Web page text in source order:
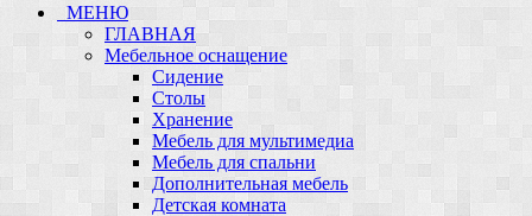
МЕНЮ
ГЛАВНАЯ
Мебельное оснащение
Сидение
Столы
Хранение
Мебель для мультимедиа
Мебель для спальни
Дополнительная мебель
Детская комната